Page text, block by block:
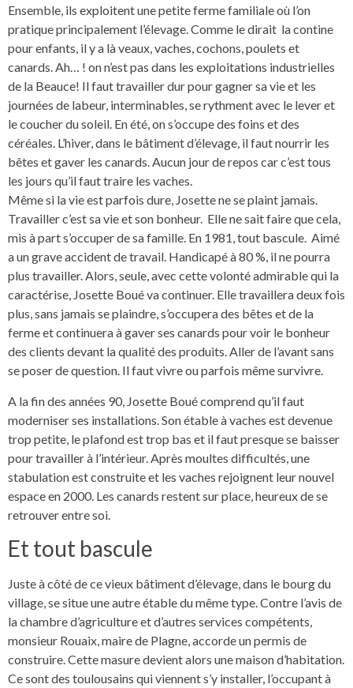
Ensemble, ils exploitent une petite ferme familiale où l’on
pratique principalement l’élevage. Comme le dirait la contine
pour enfants, il y a là veaux, vaches, cochons, poulets et
canards. Ah… ! on n’est pas dans les exploitations industrielles
de la Beauce! Il faut travailler dur pour gagner sa vie et les
journées de labeur, interminables, se rythment avec le lever et
le coucher du soleil. En été, on s’occupe des foins et des
céréales. L’hiver, dans le bâtiment d’élevage, il faut nourrir les
bêtes et gaver les canards. Aucun jour de repos car c’est tous
les jours qu’il faut traire les vaches.
Même si la vie est parfois dure, Josette ne se plaint jamais.
Travailler c’est sa vie et son bonheur. Elle ne sait faire que cela,
mis à part s’occuper de sa famille. En 1981, tout bascule. Aimé
a un grave accident de travail. Handicapé à 80 %, il ne pourra
plus travailler. Alors, seule, avec cette volonté admirable qui la
caractérise, Josette Boué va continuer. Elle travaillera deux fois
plus, sans jamais se plaindre, s’occupera des bêtes et de la
ferme et continuera à gaver ses canards pour voir le bonheur
des clients devant la qualité des produits. Aller de l’avant sans
se poser de question. Il faut vivre ou parfois même survivre.
A la fin des années 90, Josette Boué comprend qu’il faut
moderniser ses installations. Son étable à vaches est devenue
trop petite, le plafond est trop bas et il faut presque se baisser
pour travailler à l’intérieur. Après moultes difficultés, une
stabulation est construite et les vaches rejoignent leur nouvel
espace en 2000. Les canards restent sur place, heureux de se
retrouver entre soi.
Et tout bascule
Juste à côté de ce vieux bâtiment d’élevage, dans le bourg du
village, se situe une autre étable du même type. Contre l’avis de
la chambre d’agriculture et d’autres services compétents,
monsieur Rouaix, maire de Plagne, accorde un permis de
construire. Cette masure devient alors une maison d’habitation.
Ce sont des toulousains qui viennent s’y installer, l’occupant à